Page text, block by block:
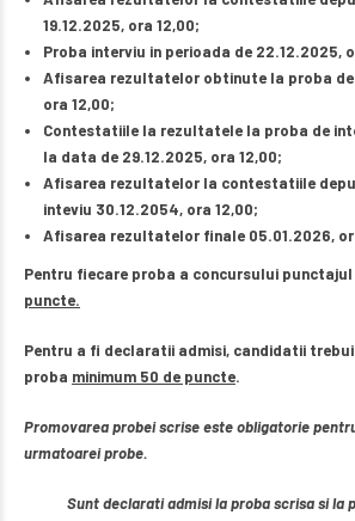
19.12.2025, ora 12,00;
Proba interviu in perioada de 22.12.2025,
Afisarea rezultatelor obtinute la proba de
ora 12,00;
Contestatiile la rezultatele la proba de
la data de 29.12.2025, ora 12,00;
Afisarea rezultatelor la contestatiile
inteviu 30.12.2054, ora 12,00;
Afisarea rezultatelor finale 05.01.2026,
Pentru fiecare proba a concursului punctajul
puncte.
Pentru a fi declaratii admisi, candidatii
proba minimum 50 de puncte.
Promovarea probei scrise este obligatorie
urmatoarei probe.
Sunt declarati admisi la proba scrisa si la